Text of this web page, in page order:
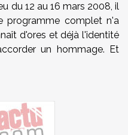
du 12 au 16 mars 2008, il
programme complet n'a
d'ores et déjà l'identité
un hommage. Et